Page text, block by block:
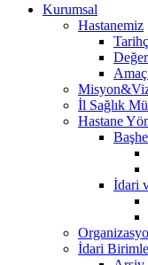
Kurumsal
Hastanemiz
İl Sağlık
Hastane
İdari
İdari